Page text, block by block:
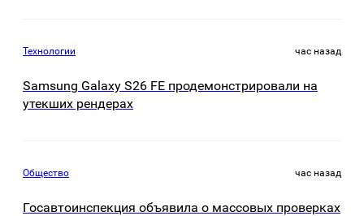
Технологии час назад
Samsung Galaxy S26 FE продемонстрировали на
утекших рендерах
Общество час назад
Госавтоинспекция объявила о массовых проверках